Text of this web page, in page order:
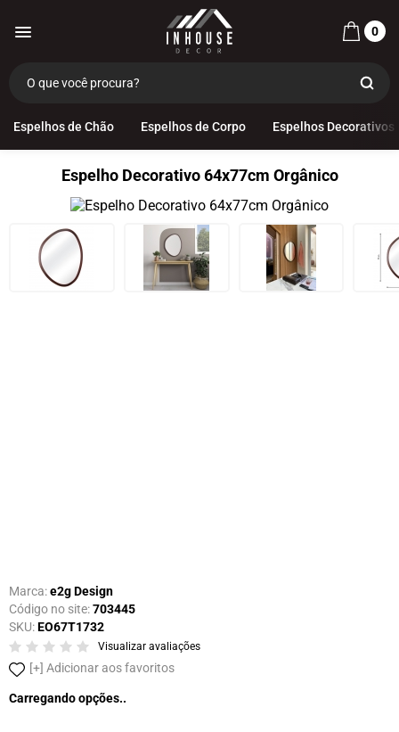
0
Espelhos de Chão Espelhos de Corpo Espelhos Decorativos
Espelho Decorativo 64x77cm Orgânico
Marca:e2g Design
Código no site:703445
SKU:EO67T1732
Visualizar avaliações
Adicionar aos favoritos
Carregando opções..